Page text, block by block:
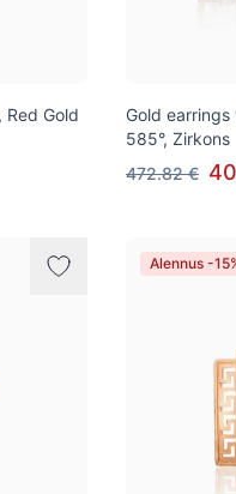
Gold
Gold
585°, Zirkons
472.82 €
Alennus -